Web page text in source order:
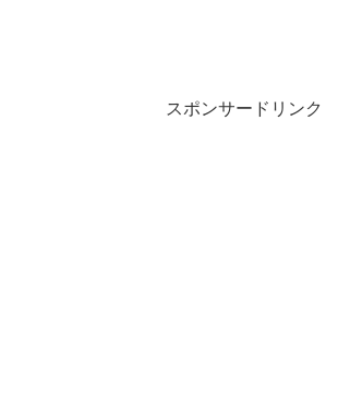
スポンサードリンク